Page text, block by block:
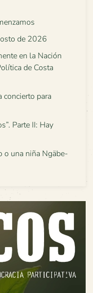
de 2026
en la Nación
de Costa
concierto para
Parte II: Hay
o una niña Ngäbe-